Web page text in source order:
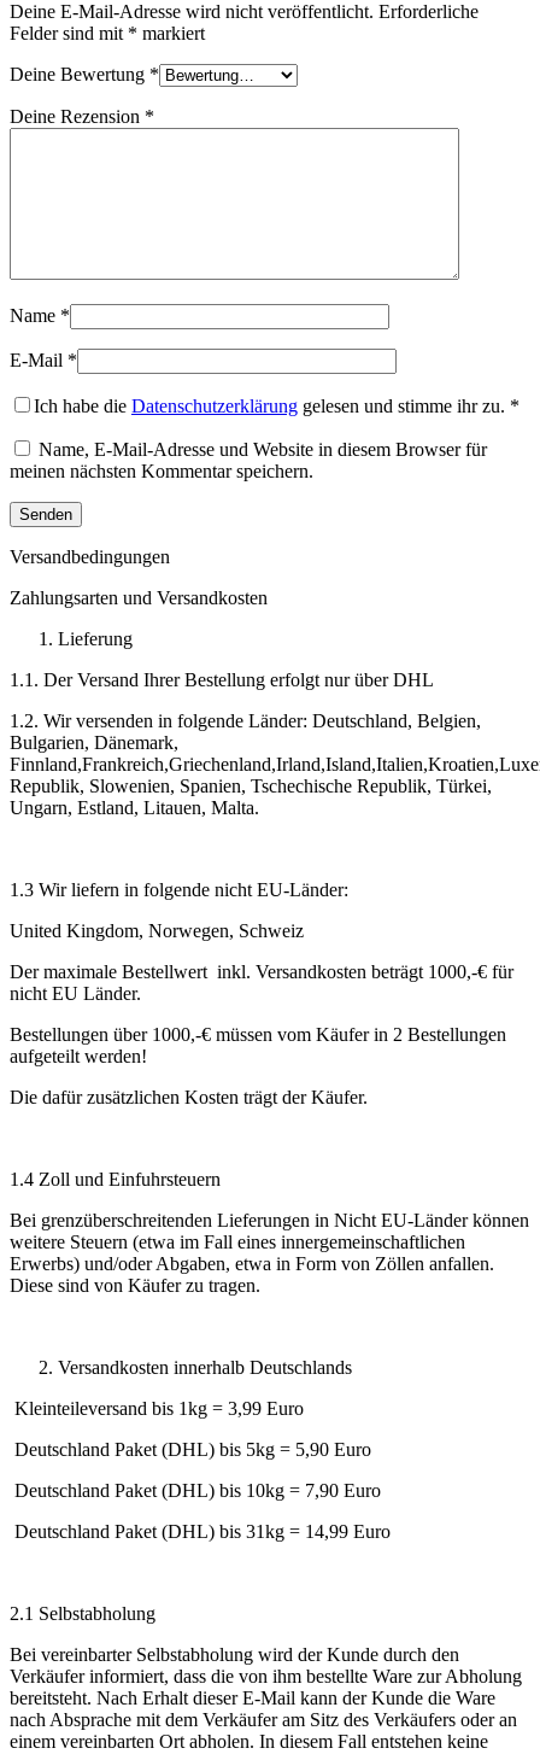
Deine E-Mail-Adresse wird nicht veröffentlicht. Erforderliche
Felder sind mit * markiert
Deine Bewertung *
Deine Rezension *
Name *
E-Mail *
Ich habe die Datenschutzerklärung gelesen und stimme ihr zu. *
Name, E-Mail-Adresse und Website in diesem Browser für
meinen nächsten Kommentar speichern.
Versandbedingungen
Zahlungsarten und Versandkosten
Lieferung
1.1. Der Versand Ihrer Bestellung erfolgt nur über DHL
1.2. Wir versenden in folgende Länder: Deutschland, Belgien,
Bulgarien, Dänemark,
Republik, Slowenien, Spanien, Tschechische Republik, Türkei,
Ungarn, Estland, Litauen, Malta.
1.3 Wir liefern in folgende nicht EU-Länder:
United Kingdom, Norwegen, Schweiz
Der maximale Bestellwert inkl. Versandkosten beträgt 1000,-€ für
nicht EU Länder.
Bestellungen über 1000,-€ müssen vom Käufer in 2 Bestellungen
aufgeteilt werden!
Die dafür zusätzlichen Kosten trägt der Käufer.
1.4 Zoll und Einfuhrsteuern
Bei grenzüberschreitenden Lieferungen in Nicht EU-Länder können
weitere Steuern (etwa im Fall eines innergemeinschaftlichen
Erwerbs) und/oder Abgaben, etwa in Form von Zöllen anfallen.
Diese sind von Käufer zu tragen.
Versandkosten innerhalb Deutschlands
Kleinteileversand bis 1kg = 3,99 Euro
Deutschland Paket (DHL) bis 5kg = 5,90 Euro
Deutschland Paket (DHL) bis 10kg = 7,90 Euro
Deutschland Paket (DHL) bis 31kg = 14,99 Euro
2.1 Selbstabholung
Bei vereinbarter Selbstabholung wird der Kunde durch den
Verkäufer informiert, dass die von ihm bestellte Ware zur Abholung
bereitsteht. Nach Erhalt dieser E-Mail kann der Kunde die Ware
nach Absprache mit dem Verkäufer am Sitz des Verkäufers oder an
einem vereinbarten Ort abholen. In diesem Fall entstehen keine